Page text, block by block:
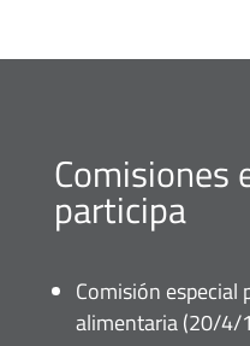
Comisiones
participa
Comisión especial
alimentaria (20/